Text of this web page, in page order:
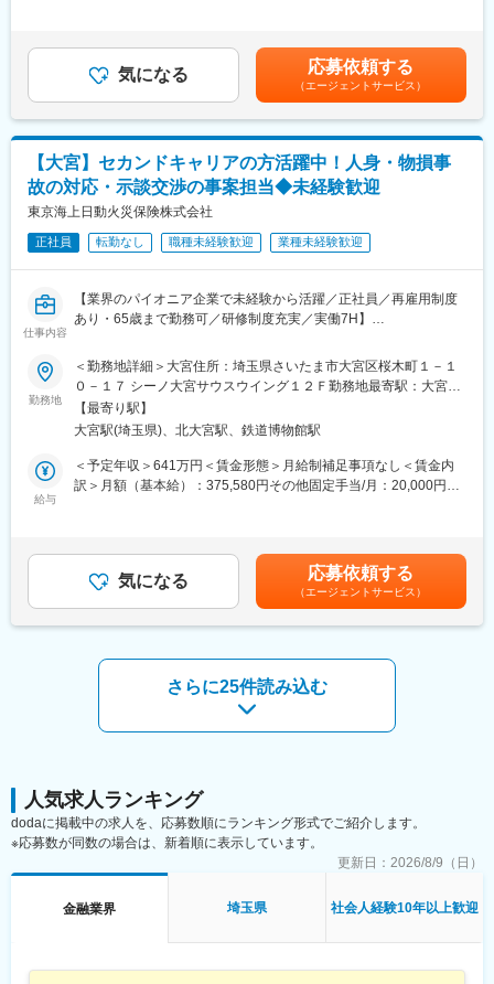
■企業魅力
武蔵野銀行は創業74年の地方銀行です。2023年4月には長期ビジ
化」を基本方針として、地域の課題解決や活性化に取り組んでい
ます。
変更の範囲：会社の定める業務
・これまでの経験を無理なく活かしながら、長期就業が可能（50
代以上も活躍中）
＼こんな方が活躍しています／
・ショップや銀行の窓口で保険販売をされていた方
・保険代理店・生命保険会社で営業実績を上げていた方
・生命保険の営業メンバーをマネジメントされていた方
■業務内容
葬儀用保険のリーディングカンパニーである当社にて、担当する
ロ移動するイメージです。
【具体的な業務内容】
・現場状況の把握・課題整理
・提案プロセスや商談の進め方のアドバイス
・商談同行によるクロージング支援
・活動内容の振り返り／改善点のフィードバック
・代理店責任者との関係構築
・販売方針や活動計画の見直し・提案
【仕事の進め方】
支援が重要な業務です。
・直行直帰中心で柔軟なスケジュール設計
・既存顧客対応中心のため心理的負担が少ない
は固定手当を含めた表記です。
気になる 応募依頼する
（エージェントサービス）
【大宮】セカンドキャリアの方活躍中！人身・物損事
故の対応・示談交渉の事案担当◆未経験歓迎
東京海上日動火災保険株式会社
正社員 転勤なし 職種未経験歓迎 業種未経験歓迎
仕事内容
【業界のパイオニア企業で未経験から活躍／正社員／再雇用制度
あり・65歳まで勤務可／研修制度充実／実働7H】
当社の損害サービス主任として下記業務に従事いただきます。人
身・物損などの担当については拠点や選考を通じて決定いたしま
・事故に遭われたお客様やお相手へ、事故状況や被害状況の確認
とアドバイス
・事故のお相手やお相手の保険会社への初期対応（事故状況、自
動車の損害状況、修理工場の確認等）
・おけがをされた方の治療状況の確認と、治療終了までのフォロ
算定
・損害状況の確認や損害額の算定
・お客様への事案対応経過の報告
・専用システムを利用した記録業務、書類作成業務、保険金お支
払業務 等■入社後の研修体制
・入社後全員に個人指導員が付き、基本的な仕事の流れを丁寧に
・入社3年目までに計6回の体系的な研修体制が整備されていま
り、未経験の方が安心して働ける環境となっています。
■その他職務・職場関連情報
（1）勤務時間・休暇
・来客・電話受付は17時までとなっており、18時前後には退社さ
れる方が多いです。
別に、年に2回、5日間連続で休暇取得できる特別連続有給休暇制
（2）在宅勤務
勤務地
＜勤務地詳細＞大宮住所：埼玉県さいたま市大宮区桜木町１－１
０－１７ シーノ大宮サウスウイング１２Ｆ勤務地最寄駅：大宮駅
受動喫煙対策：屋内全面禁煙変更の範囲：本文参照
【最寄り駅】
大宮駅(埼玉県)、北大宮駅、鉄道博物館駅
給与
＜予定年収＞641万円＜賃金形態＞月給制補足事項なし＜賃金内
訳＞月額（基本給）：375,580円その他固定手当/月：20,000円＜
時間に応じて支給します。）※初年度は入社時期により賞与の一部
減額が適用されます。賃金はあくまでも目安の金額であり、選考
を通じて上下する可能性があります。月給(月額)は固定手当を含め
た表記です。
気になる 応募依頼する
（エージェントサービス）
さらに25件読み込む
人気求人ランキング
dodaに掲載中の求人を、応募数順にランキング形式でご紹介します。
※応募数が同数の場合は、新着順に表示しています。
更新日： 2026/8/9（日）
金融業界 埼玉県 社会人経験10年以上歓迎